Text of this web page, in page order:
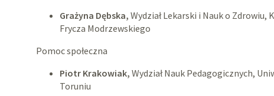
Grażyna Dębska, Wydział Lekarski i Nauk o Zdrowiu,
Frycza Modrzewskiego
Pomoc społeczna
Piotr Krakowiak,Wydział Nauk Pedagogicznych,
Toruniu